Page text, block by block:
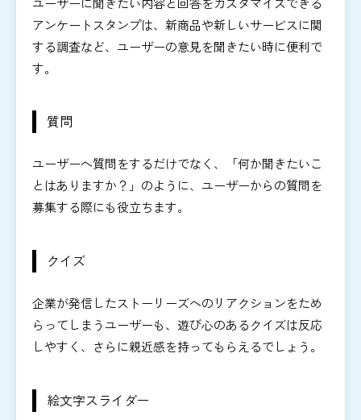
アンケートスタンプは、新商品や新しいサービスに関
する調査など、ユーザーの意見を聞きたい時に便利で
す。
質問
ユーザーへ質問をするだけでなく、「何か聞きたいこ
とはありますか？」のように、ユーザーからの質問を
募集する際にも役立ちます。
クイズ
企業が発信したストーリーズへのリアクションをため
らってしまうユーザーも、遊び心のあるクイズは反応
しやすく、さらに親近感を持ってもらえるでしょう。
絵文字スライダー